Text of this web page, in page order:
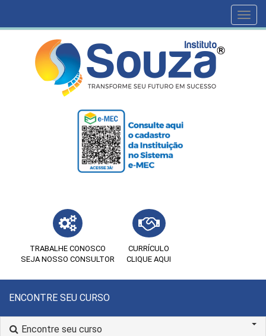
TRABALHE CONOSCO
SEJA NOSSO CONSULTOR
CURRÍCULO
CLIQUE AQUI
ENCONTRE SEU CURSO
Encontre seu curso